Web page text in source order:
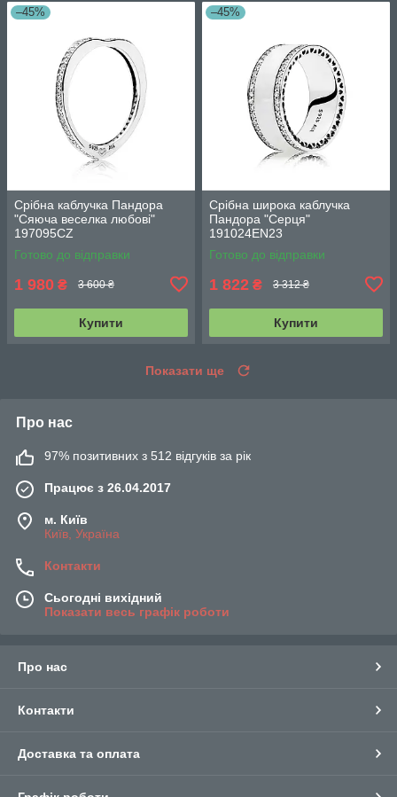
–45%
Срібна каблучка Пандора
"Сяюча веселка любові"
197095CZ
Готово до відправки
1 980 ₴ 3 600 ₴
Купити
–45%
Срібна широка каблучка
Пандора "Серця"
191024EN23
Готово до відправки
1 822 ₴ 3 312 ₴
Купити
Показати ще
Про нас
97% позитивних з 512 відгуків за рік
Працює з 26.04.2017
м. Київ
Київ, Україна
Контакти
Сьогодні вихідний
Показати весь графік роботи
Про нас
Контакти
Доставка та оплата